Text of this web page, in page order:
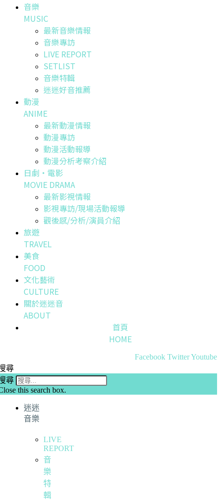
音樂
MUSIC
最新音樂情報
音樂專訪
LIVE REPORT
SETLIST
音樂特輯
迷迷好音推薦
動漫
ANIME
最新動漫情報
動漫專訪
動漫活動報導
動漫分析考察介紹
日劇・電影
MOVIE DRAMA
最新影視情報
影視專訪/現場活動報導
觀後感/分析/演員介紹
旅遊
TRAVEL
美食
FOOD
文化藝術
CULTURE
關於迷迷音
ABOUT
首頁
HOME
Facebook TwitterYoutube
尋
尋
this search box.
迷迷
音樂
LIVE
REPORT
音
樂
特
輯